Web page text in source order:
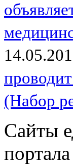
(Набор
Сайты